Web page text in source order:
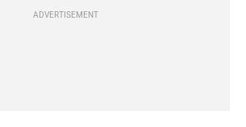
ADVERTISEMENT